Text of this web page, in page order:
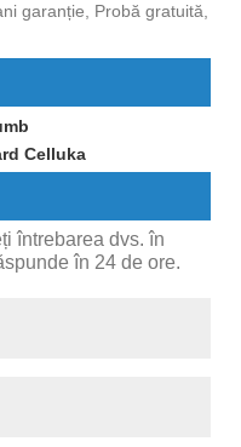
garanție, Probă gratuită,
Celluka
întrebarea dvs. în
în 24 de ore.